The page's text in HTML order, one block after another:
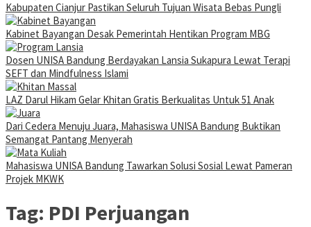
Kabupaten Cianjur Pastikan Seluruh Tujuan Wisata Bebas Pungli
Kabinet Bayangan Desak Pemerintah Hentikan Program MBG
Dosen UNISA Bandung Berdayakan Lansia Sukapura Lewat Terapi
SEFT dan Mindfulness Islami
LAZ Darul Hikam Gelar Khitan Gratis Berkualitas Untuk 51 Anak
Dari Cedera Menuju Juara, Mahasiswa UNISA Bandung Buktikan
Semangat Pantang Menyerah
Mahasiswa UNISA Bandung Tawarkan Solusi Sosial Lewat Pameran
Projek MKWK
Tag: PDI Perjuangan